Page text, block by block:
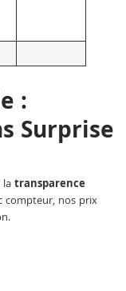
:
Surprise
latransparence
compteur, nos prix